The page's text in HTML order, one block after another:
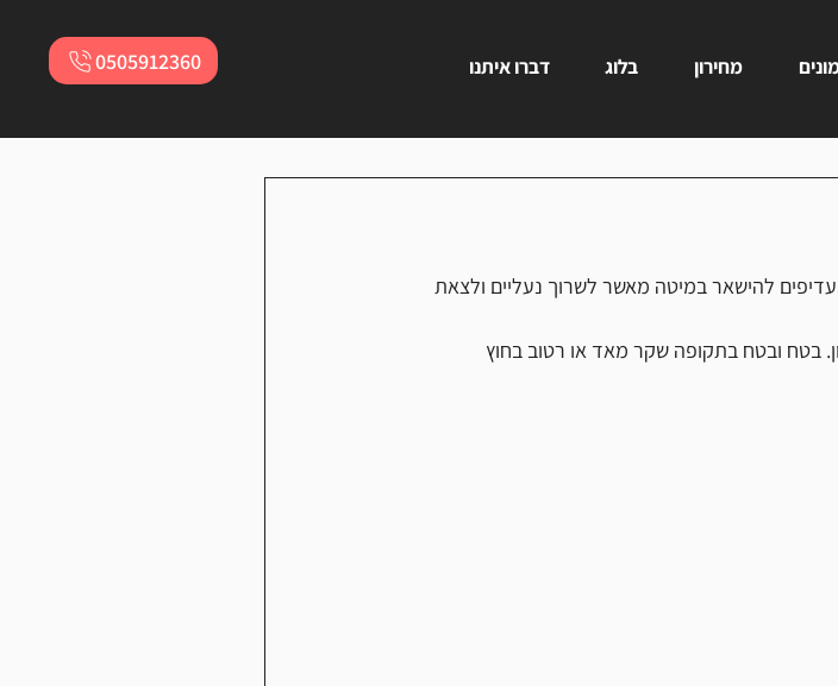
0505912360 מחירון בלוג דברו איתנו
להישאר במיטה מאשר לשרוך נעליים ולצאת
בטח ובטח בתקופה שקר מאד או רטוב בחוץ